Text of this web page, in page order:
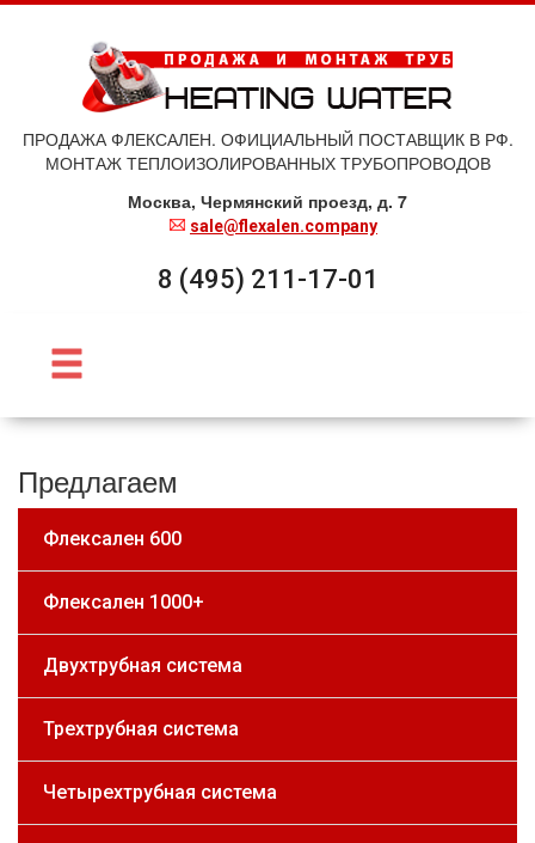
ПРОДАЖА ФЛЕКСАЛЕН. ОФИЦИАЛЬНЫЙ ПОСТАВЩИК В РФ.
МОНТАЖ ТЕПЛОИЗОЛИРОВАННЫХ ТРУБОПРОВОДОВ
Москва, Чермянский проезд, д. 7
sale@flexalen.company
8 (495) 211-17-01
Предлагаем
Флексален 600
Флексален 1000+
Двухтрубная система
Трехтрубная система
Четырехтрубная система